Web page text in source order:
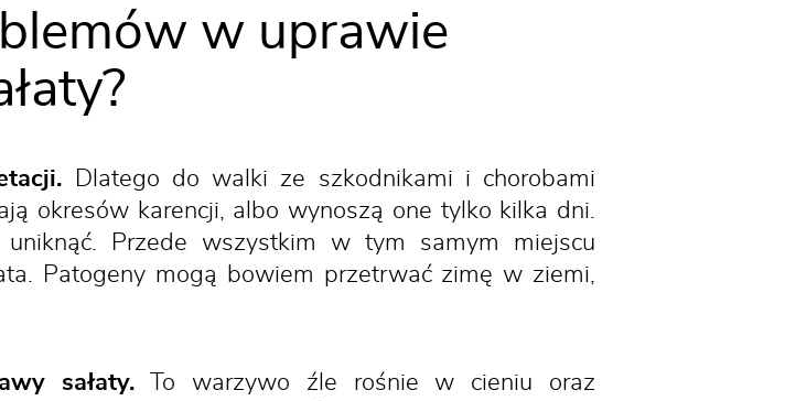
w uprawie
Dlatego do walki ze szkodnikami i chorobami
okresów karencji, albo wynoszą one tylko kilka dni.
Przede wszystkim w tym samym miejscu
Patogeny mogą bowiem przetrwać zimę w ziemi,
sałaty.To warzywo źle rośnie w cieniu oraz